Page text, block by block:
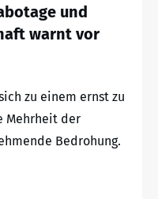
und
warnt vor
zu einem ernst zu
Mehrheit der
Bedrohung.